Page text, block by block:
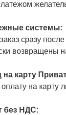
системы:
сразу
возвращены
карту
на
без НДС: